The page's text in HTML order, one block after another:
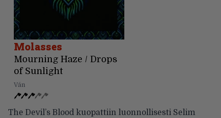
Molasses
Mourning Haze / Drops
of Sunlight
Ván
The Devil’s Blood kuopattiin luonnollisesti Selim